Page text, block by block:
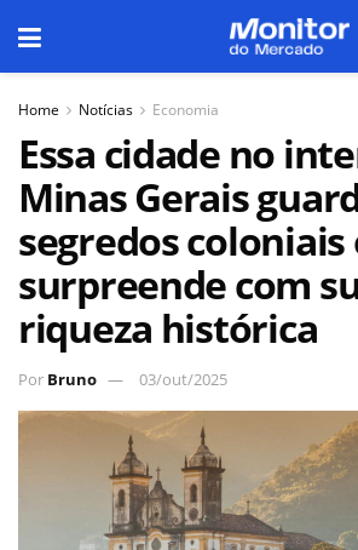
Home Notícias Economia
Essa cidade no
Minas Gerais
segredos coloniais
surpreende com
riqueza histórica
Por Bruno 03/out/2025